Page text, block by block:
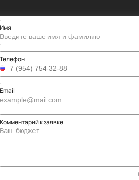
Имя
Телефон
Email
Комментарий к заявке